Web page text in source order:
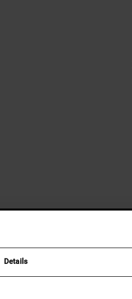
Details